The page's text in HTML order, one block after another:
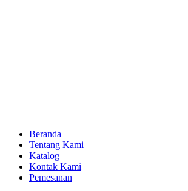
Beranda
Tentang Kami
Katalog
Kontak Kami
Pemesanan